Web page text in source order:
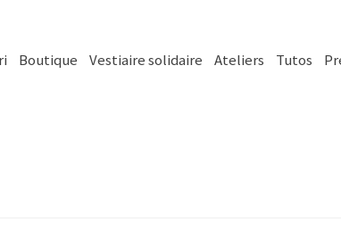
Boutique Vestiaire solidaire Ateliers Tutos